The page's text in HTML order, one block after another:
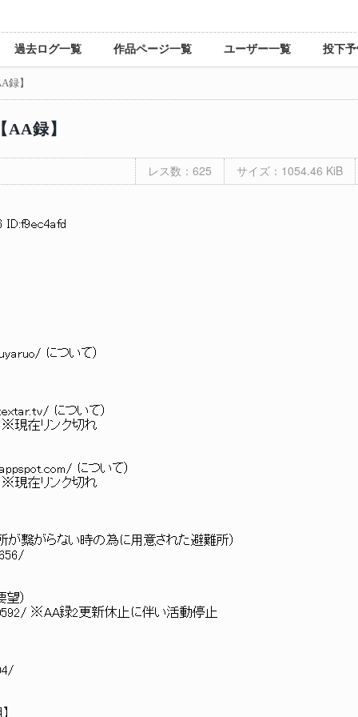
過去ログ一覧 作品ページ一覧 ユーザー一覧 投下
録】
録】
レス数：625 サイズ：1054.46 KiB
ID:f9ec4afd
について）
について）
現在リンク切れ
について）
現在リンク切れ
繋がらない時の為に用意された避難所）
）
※AA録2更新休止に伴い活動停止